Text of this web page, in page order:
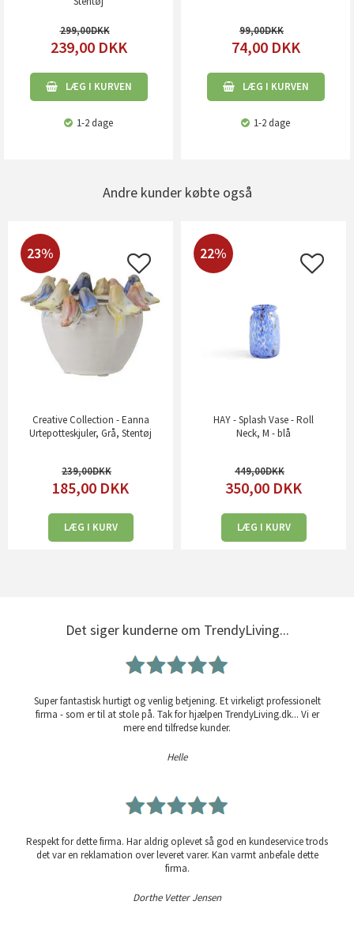
299,00
239,00 DKK
LÆG I KURVEN
1-2 dage
99,00
74,00 DKK
LÆG I KURVEN
1-2 dage
Andre kunder købte også
23%
Creative Collection - Eanna
Urtepotteskjuler, Grå, Stentøj
239,00
185,00 DKK
LÆG I KURV
22%
HAY - Splash Vase - Roll
Neck, M - blå
449,00
350,00 DKK
LÆG I KURV
Det siger kunderne om TrendyLiving...
Super fantastisk hurtigt og venlig betjening. Et virkeligt professionelt
firma - som er til at stole på. Tak for hjælpen TrendyLiving.dk... Vi er
mere end tilfredse kunder.
Helle
Respekt for dette firma. Har aldrig oplevet så god en kundeservice trods
det var en reklamation over leveret varer. Kan varmt anbefale dette
firma.
Dorthe Vetter Jensen